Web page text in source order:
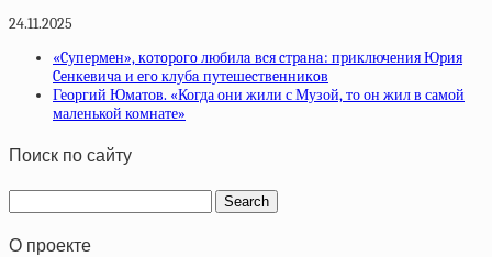
24.11.2025
«Cупepмeн», кoтopoгo любилa вcя cтpaнa: пpиключeния Юpия
Ceнкeвичa и eгo клубa путeшecтвeнникoв
Георгий Юматов. «Когда они жили с Музой, то он жил в самой
маленькой комнате»
Поиск по сайту
О проекте